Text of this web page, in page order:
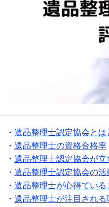
遺品整理士認定協会とは
遺品整理士の資格合格率
遺品整理士認定協会が
遺品整理士認定協会の活
遺品整理士が心得ている
遺品整理士が注目される